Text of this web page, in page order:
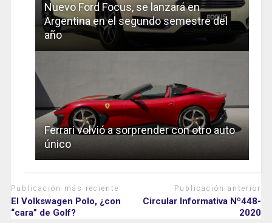
Nuevo Ford Focus, se lanzará en
Argentina en el segundo semestre del
año
Ferrari volvió a sorprender con otro auto
único
Publicación más reciente
El Volkswagen Polo, ¿con
“cara” de Golf?
Publicación anterior
Circular Informativa Nº448-
2020